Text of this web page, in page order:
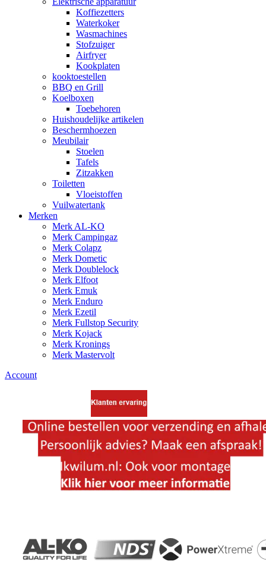
Koffiezetters
Waterkoker
Wasmachines
Stofzuiger
Airfryer
Kookplaten
kooktoestellen
BBQ en Grill
Koelboxen
Toebehoren
Huishoudelijke artikelen
Beschermhoezen
Meubilair
Stoelen
Tafels
Zitzakken
Toiletten
Vloeistoffen
Vuilwatertank
Merken
Merk AL-KO
Merk Campingaz
Merk Colapz
Merk Dometic
Merk Doublelock
Merk Elfoot
Merk Emuk
Merk Enduro
Merk Ezetil
Merk Fullstop Security
Merk Kojack
Merk Kronings
Merk Mastervolt
Account